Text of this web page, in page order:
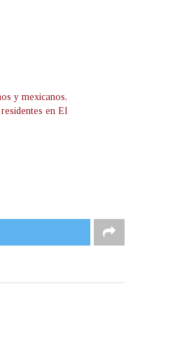
y mexicanos,
en El